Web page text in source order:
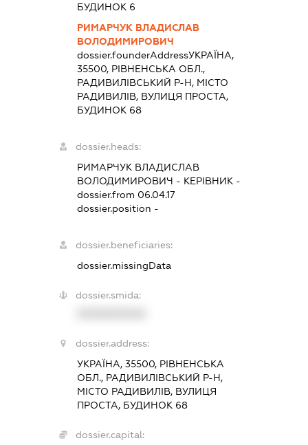
БУДИНОК 6
РИМАРЧУК ВЛАДИСЛАВ
ВОЛОДИМИРОВИЧ
dossier.founderAddressУКРАЇНА,
35500, РІВНЕНСЬКА ОБЛ.,
РАДИВИЛІВСЬКИЙ Р-Н, МІСТО
РАДИВИЛІВ, ВУЛИЦЯ ПРОСТА,
БУДИНОК 68
dossier.heads:
РИМАРЧУК ВЛАДИСЛАВ
ВОЛОДИМИРОВИЧ - КЕРІВНИК -
dossier.from 06.04.17
dossier.position -
dossier.beneficiaries:
dossier.missingData
dossier.smida:
dossier.address:
УКРАЇНА, 35500, РІВНЕНСЬКА
ОБЛ., РАДИВИЛІВСЬКИЙ Р-Н,
МІСТО РАДИВИЛІВ, ВУЛИЦЯ
ПРОСТА, БУДИНОК 68
dossier.capital: